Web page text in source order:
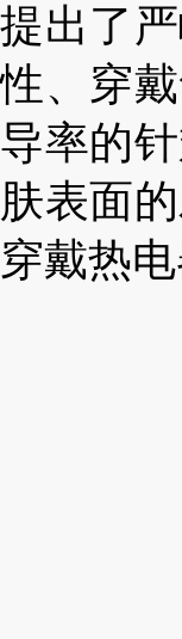
提出了
性、穿
导率的
肤表面
穿戴热